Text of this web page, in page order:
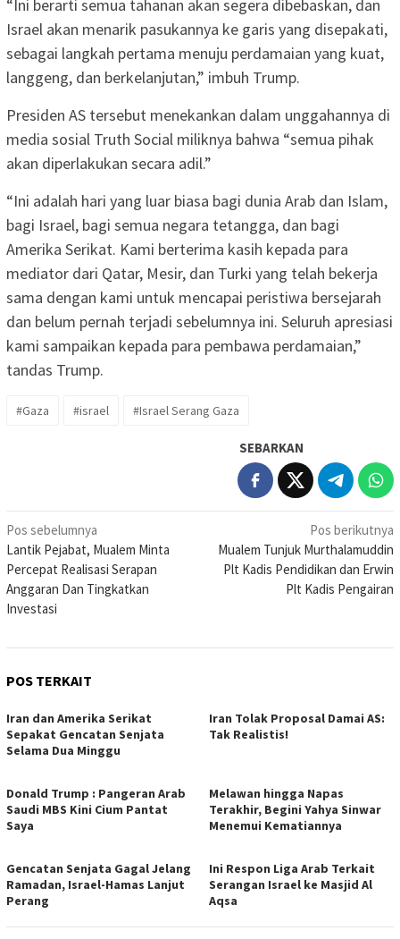
“Ini berarti semua tahanan akan segera dibebaskan, dan
Israel akan menarik pasukannya ke garis yang disepakati,
sebagai langkah pertama menuju perdamaian yang kuat,
langgeng, dan berkelanjutan,” imbuh Trump.
Presiden AS tersebut menekankan dalam unggahannya di
media sosial Truth Social miliknya bahwa “semua pihak
akan diperlakukan secara adil.”
“Ini adalah hari yang luar biasa bagi dunia Arab dan Islam,
bagi Israel, bagi semua negara tetangga, dan bagi
Amerika Serikat. Kami berterima kasih kepada para
mediator dari Qatar, Mesir, dan Turki yang telah bekerja
sama dengan kami untuk mencapai peristiwa bersejarah
dan belum pernah terjadi sebelumnya ini. Seluruh apresiasi
kami sampaikan kepada para pembawa perdamaian,”
tandas Trump.
#Gaza #israel #Israel Serang Gaza
SEBARKAN
Navigasi
pos
Pos sebelumnya
Lantik Pejabat, Mualem Minta
Percepat Realisasi Serapan
Anggaran Dan Tingkatkan
Investasi
Pos berikutnya
Mualem Tunjuk Murthalamuddin
Plt Kadis Pendidikan dan Erwin
Plt Kadis Pengairan
POS TERKAIT
Iran dan Amerika Serikat
Sepakat Gencatan Senjata
Selama Dua Minggu
Iran Tolak Proposal Damai AS:
Tak Realistis!
Donald Trump : Pangeran Arab
Saudi MBS Kini Cium Pantat
Saya
Melawan hingga Napas
Terakhir, Begini Yahya Sinwar
Menemui Kematiannya
Gencatan Senjata Gagal Jelang
Ramadan, Israel-Hamas Lanjut
Perang
Ini Respon Liga Arab Terkait
Serangan Israel ke Masjid Al
Aqsa